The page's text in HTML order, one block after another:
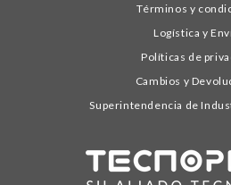
Términos y
Logística y
Políticas de
Cambios y
Superintendencia de